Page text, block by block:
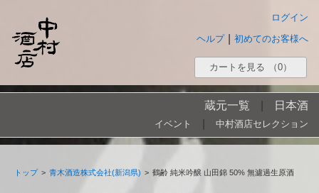
ログイン
初めてのお客様へ
ヘルプ
カートを見る （0）
蔵元一覧 日本酒
イベント 中村酒店セレクション
トップ > 青木酒造株式会社(新潟県) > 鶴齢 純米吟醸 山田錦 50% 無濾過生原酒